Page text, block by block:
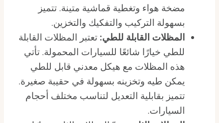
مضخة هواء وتغطية قماشية متينة. تتميز
بسهولة التركيب والتفكيك والتخزين.
المظلات القابلة للطي: تعتبر المظلات القابلة
للطي خيارًا شائعًا للسيارات المحمولة. تأتي
هذه المظلات مع هيكل معدني قابل للطي
يمكن طيه وتخزينه بسهولة في حقيبة صغيرة.
تتميز بقابلية التعديل لتناسب مختلف أحجام
السيارات.